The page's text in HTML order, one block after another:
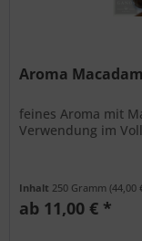
Aroma
feines Aroma mit
Verwendung im
Inhalt 250 Gramm(44,00
ab 11,00 € *